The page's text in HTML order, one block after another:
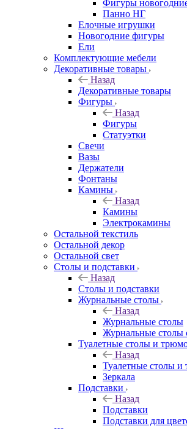
Фигуры
Панно НГ
Елочные игрушки
Новогодние фигуры
Ели
Комплектующие мебели
Декоративные товары
Назад
Декоративные товары
Фигуры
Назад
Фигуры
Статуэтки
Свечи
Вазы
Держатели
Фонтаны
Камины
Назад
Камины
Электрокамины
Остальной текстиль
Остальной декор
Остальной свет
Столы и подставки
Назад
Столы и подставки
Журнальные столы
Назад
Журнальные столы
Журнальные столы
Туалетные столы и
Назад
Туалетные столы и
Зеркала
Подставки
Назад
Подставки
Подставки для